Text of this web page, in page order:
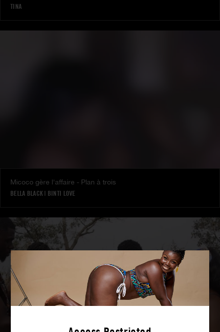
TINA
Micoco gère l'affaire - Plan à trois
BELLA BLACK | BINTI LOVE